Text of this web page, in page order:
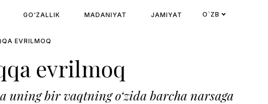
GO‘ZALLIK MADANIYAT JAMIYAT O`ZB
EVRILMOQ
evrilmoq
bir vaqtning o‘zida barcha narsaga